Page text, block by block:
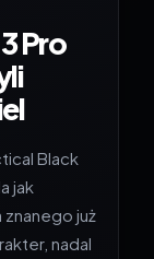
Pro
Black
jak
już
nadal